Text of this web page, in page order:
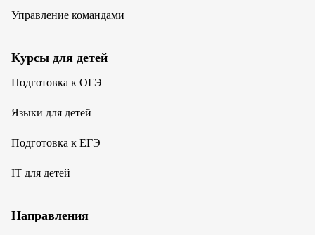
Управление командами
Курсы для детей
Подготовка к ОГЭ
Языки для детей
Подготовка к ЕГЭ
IT для детей
Направления